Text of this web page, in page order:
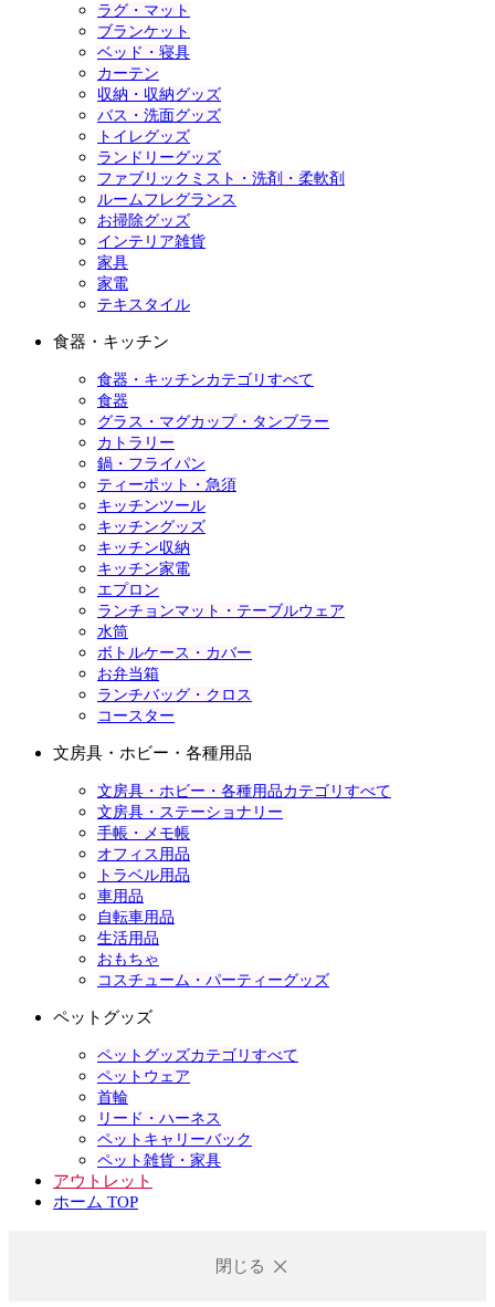
ラグ・マット
ブランケット
ベッド・寝具
カーテン
収納・収納グッズ
バス・洗面グッズ
トイレグッズ
ランドリーグッズ
ファブリックミスト・洗剤・柔軟剤
ルームフレグランス
お掃除グッズ
インテリア雑貨
家具
家電
テキスタイル
食器・キッチン
食器・キッチンカテゴリすべて
食器
グラス・マグカップ・タンブラー
カトラリー
鍋・フライパン
ティーポット・急須
キッチンツール
キッチングッズ
キッチン収納
キッチン家電
エプロン
ランチョンマット・テーブルウェア
水筒
ボトルケース・カバー
お弁当箱
ランチバッグ・クロス
コースター
文房具・ホビー・各種用品
文房具・ホビー・各種用品カテゴリすべて
文房具・ステーショナリー
手帳・メモ帳
オフィス用品
トラベル用品
車用品
自転車用品
生活用品
おもちゃ
コスチューム・パーティーグッズ
ペットグッズ
ペットグッズカテゴリすべて
ペットウェア
首輪
リード・ハーネス
ペットキャリーバック
ペット雑貨・家具
アウトレット
ホーム TOP
閉じる